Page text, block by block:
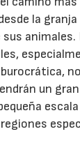
la
animales.
un